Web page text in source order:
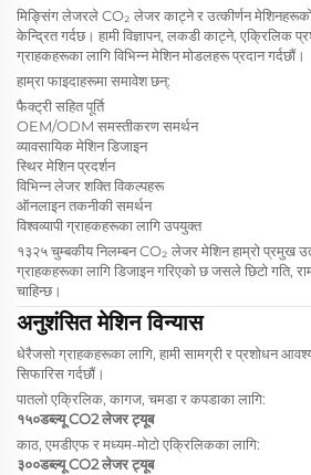
मिङ्सिंग लेजरले CO₂ लेजर काट्ने र उत्कीर्णन मेशिनहरूको
केन्द्रित गर्दछ। हामी विज्ञापन, लकडी काट्ने, एक्रिलिक
ग्राहकहरूका लागि विभिन्न मेशिन मोडलहरू प्रदान गर्दछौं।
हाम्रा फाइदाहरूमा समावेश छन्:
फैक्ट्री सहित पूर्ति
OEM/ODM समस्तीकरण समर्थन
व्यावसायिक मेशिन डिजाइन
स्थिर मेशिन प्रदर्शन
विभिन्न लेजर शक्ति विकल्पहरू
ऑनलाइन तकनीकी समर्थन
विश्वव्यापी ग्राहकहरूका लागि उपयुक्त
१३२५ चुम्बकीय निलम्बन CO₂ लेजर मेशिन हाम्रो प्रमुख
ग्राहकहरूका लागि डिजाइन गरिएको छ जसले छिटो गति,
चाहिन्छ।
अनुशंसित मेशिन विन्यास
धेरैजसो ग्राहकहरूका लागि, हामी सामग्री र प्रशोधन
सिफारिस गर्दछौं।
पातलो एक्रिलिक, कागज, चमडा र कपडाका लागि:
१५०डब्ल्यू CO2 लेजर ट्यूब
काठ, एमडीएफ र मध्यम-मोटो एक्रिलिकका लागि:
३००डब्ल्यू CO2 लेजर ट्यूब